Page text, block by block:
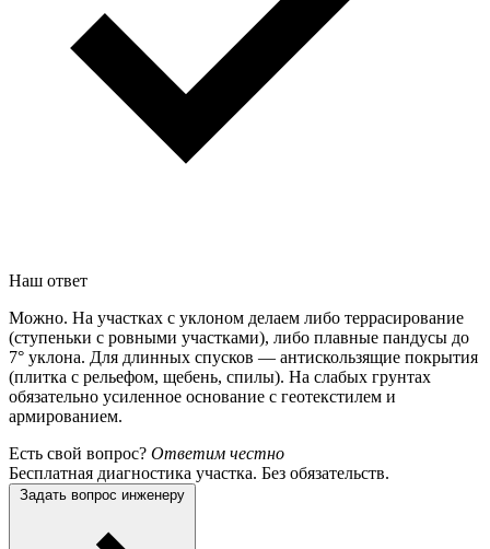
Наш ответ
Можно. На участках с уклоном делаем либо террасирование
(ступеньки с ровными участками), либо плавные пандусы до
7° уклона. Для длинных спусков — антискользящие покрытия
(плитка с рельефом, щебень, спилы). На слабых грунтах
обязательно усиленное основание с геотекстилем и
армированием.
Есть свой вопрос? Ответим честно
Бесплатная диагностика участка. Без обязательств.
Задать вопрос инженеру